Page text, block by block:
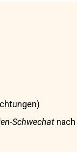
Schwechat nach